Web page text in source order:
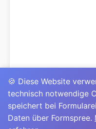
🍪 Diese Website
technisch notwendige
speichert bei
Daten über Formspree.